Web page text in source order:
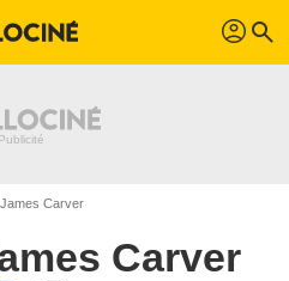
profil search
Carver
Carver